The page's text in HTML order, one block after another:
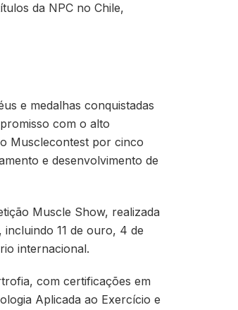
da NPC no Chile,
e medalhas conquistadas
com o alto
Musclecontest por cinco
e desenvolvimento de
Muscle Show, realizada
incluindo 11 de ouro, 4 de
internacional.
com certificações em
Aplicada ao Exercício e